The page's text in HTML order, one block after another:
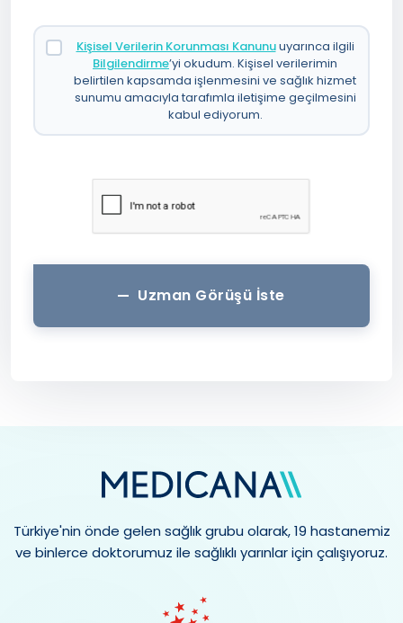
Kişisel Verilerin Korunması Kanunuuyarınca ilgili
Bilgilendirme’yi okudum. Kişisel verilerimin
belirtilen kapsamda işlenmesini ve sağlık hizmet
sunumu amacıyla tarafımla iletişime geçilmesini
kabul ediyorum.
Uzman Görüşü İste
Türkiye'nin önde gelen sağlık grubu olarak, 19 hastanemiz
ve binlerce doktorumuz ile sağlıklı yarınlar için çalışıyoruz.